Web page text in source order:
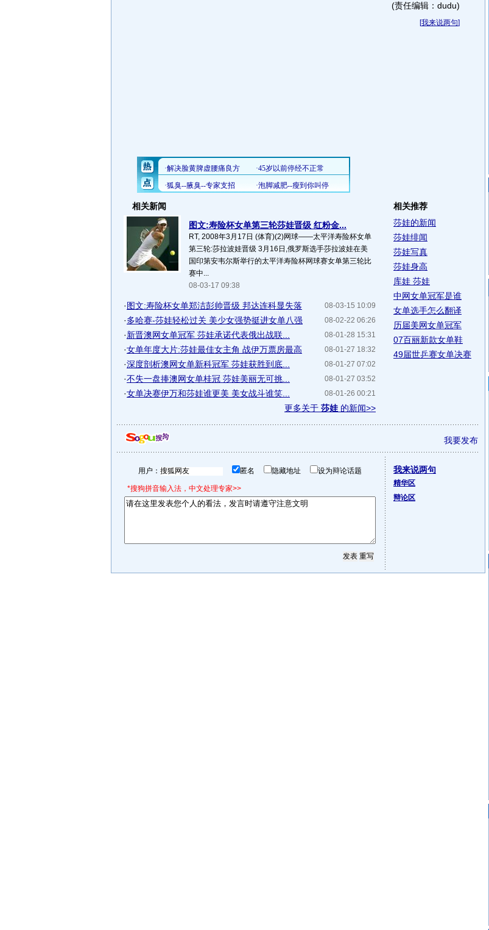
(责任编辑：dudu)
[我来说两句]
相关新闻
图文:寿险杯女单第三轮莎娃晋级 红粉金...
RT, 2008年3月17日 (体育)(2)网球――太平洋寿险杯女单
第三轮:莎拉波娃晋级 3月16日,俄罗斯选手莎拉波娃在美
国印第安韦尔斯举行的太平洋寿险杯网球赛女单第三轮比
赛中...
08-03-17 09:38
08-03-15 10:09
·图文:寿险杯女单郑洁彭帅晋级 邦达连科显失落
08-02-22 06:26
·多哈赛-莎娃轻松过关 美少女强势挺进女单八强
08-01-28 15:31
·新晋澳网女单冠军 莎娃承诺代表俄出战联...
08-01-27 18:32
·女单年度大片:莎娃最佳女主角 战伊万票房最高
08-01-27 07:02
·深度剖析澳网女单新科冠军 莎娃获胜到底...
08-01-27 03:52
·不失一盘捧澳网女单桂冠 莎娃美丽无可挑...
08-01-26 00:21
·女单决赛伊万和莎娃谁更美 美女战斗谁笑...
更多关于 莎娃 的新闻>>
相关推荐
莎娃的新闻
莎娃绯闻
莎娃写真
莎娃身高
库娃 莎娃
中网女单冠军是谁
女单选手怎么翻译
历届美网女单冠军
07百丽新款女单鞋
49届世乒赛女单决赛
我要发布
用户： 匿名 隐藏地址 设为辩论话题
*搜狗拼音输入法，中文处理专家>>
我来说两句
精华区
辩论区